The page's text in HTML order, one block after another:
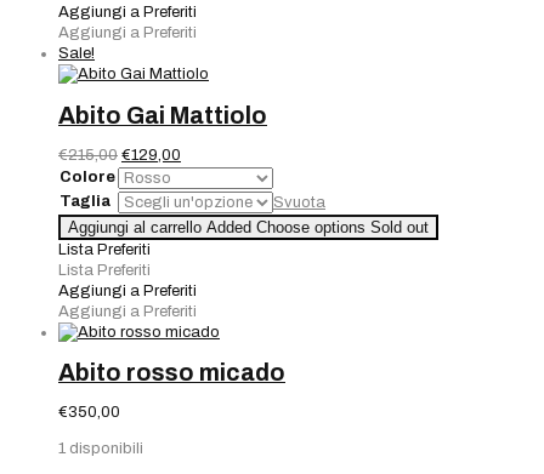
con
inserto
rete
petto
e
schiena
quantità
Aggiungi a Preferiti
Aggiungi a Preferiti
Sale!
Abito Gai Mattiolo
€215,00 Il
prezzo
originale
era:
€215,00.
€129,00
prezzo
attuale
è:
€129,00.
Colore
Taglia
Svuota
Abito
Gai
Mattiolo
quantità
Aggiungi al carrello Added Choose options Sold out
Lista Preferiti
Lista Preferiti
Aggiungi a Preferiti
Aggiungi a Preferiti
Abito rosso micado
€350,00
1 disponibili